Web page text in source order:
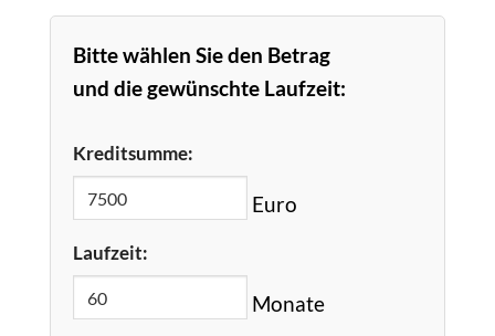
Bitte wählen Sie den Betrag
und die gewünschte Laufzeit:
Kreditsumme:
Euro
Laufzeit:
Monate